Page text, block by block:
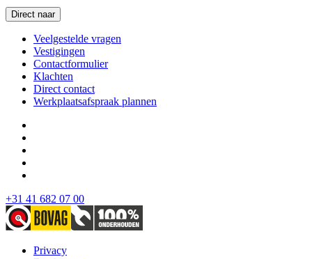
Direct naar
Veelgestelde vragen
Vestigingen
Contactformulier
Klachten
Direct contact
Werkplaatsafspraak plannen
+31 41 682 07 00
Privacy